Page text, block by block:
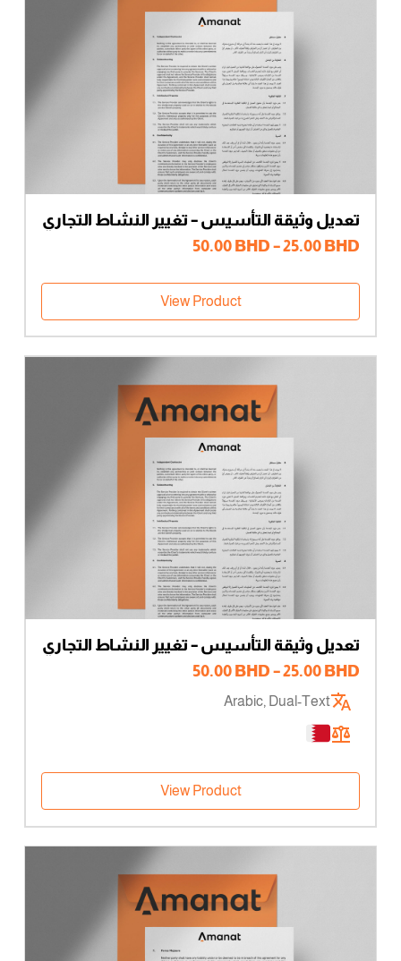
تعديل وثيقة التأسيس – تغيير النشاط التجاري
– شركاء متعددون
25.00BHD
–
50.00BHD
من
خلال
⁦50.00 BHD⁩
View Product
تعديل وثيقة التأسيس – تغيير النشاط التجاري
– مالك وحيد
25.00BHD
–
50.00BHD
⁦50.00 BHD⁩
Arabic, Dual-Text
View Product